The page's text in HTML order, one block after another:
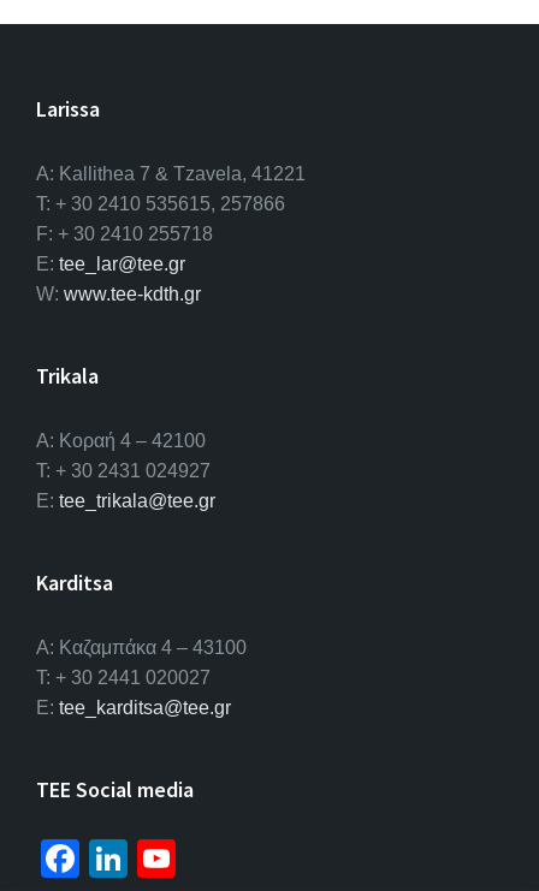
Larissa
A: Kallithea 7 & Tzavela, 41221
T: + 30 2410 535615, 257866
F: + 30 2410 255718
E: tee_lar@tee.gr
W: www.tee-kdth.gr
Trikala
Α: Κοραή 4 – 42100
T: + 30 2431 024927
E: tee_trikala@tee.gr
Karditsa
A: Καζαμπάκα 4 – 43100
T: + 30 2441 020027
E: tee_karditsa@tee.gr
TEE Social media
Fa Li